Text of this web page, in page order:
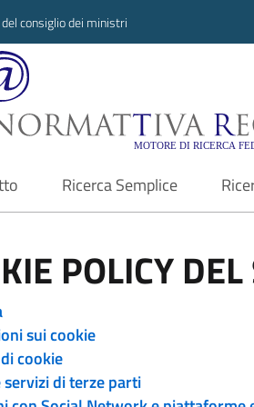
consiglio dei ministri
Ricerca Semplice
POLICY
sui cookie
cookie
servizi di terze parti